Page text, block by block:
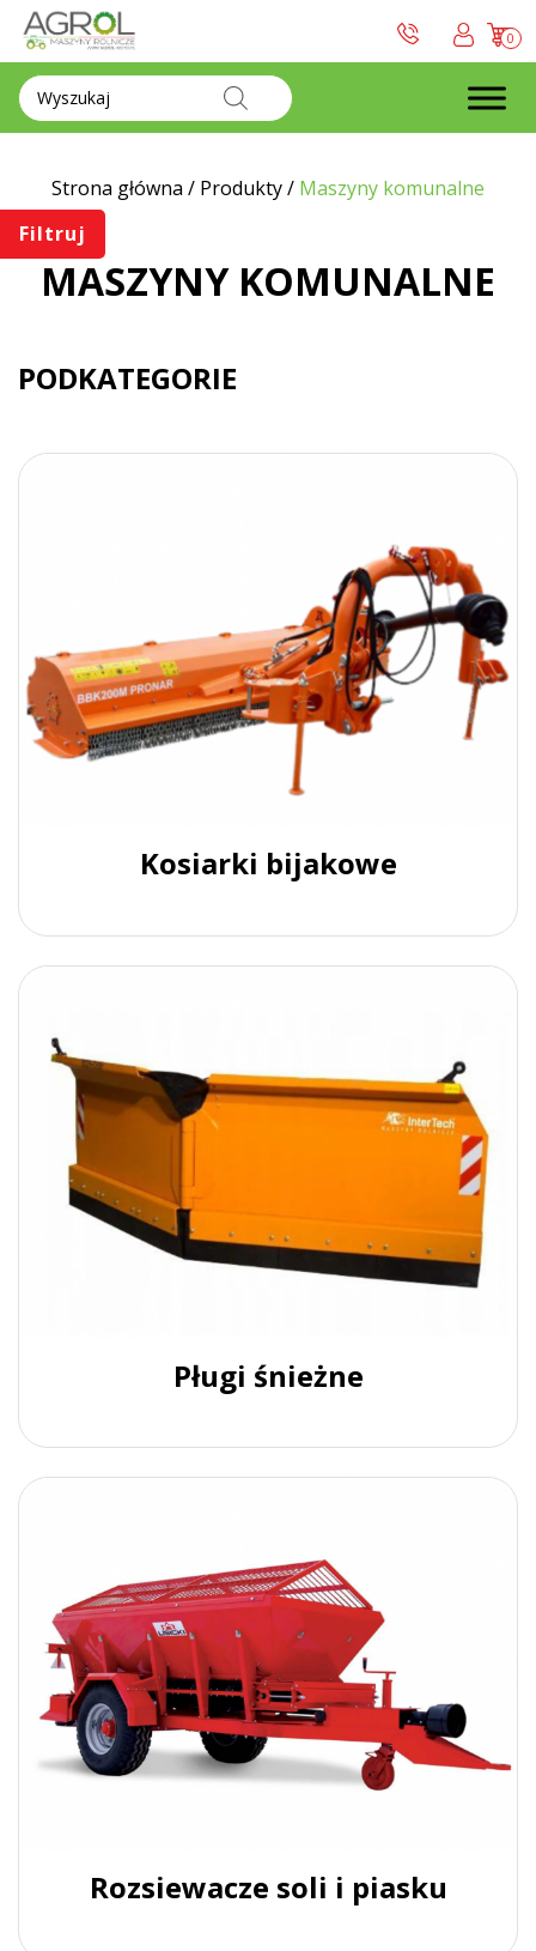
0
Wyszukiwarka
produktów
Filtruj
Strona główna / Produkty/ Maszyny komunalne
MASZYNY KOMUNALNE
PODKATEGORIE
Kosiarki bijakowe
Pługi śnieżne
Rozsiewacze soli i piasku